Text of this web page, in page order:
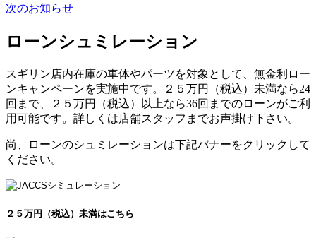
次のお知らせ
ローンシュミレーション
スギリン店内在庫の車体やパーツを対象として、無金利ロー
ンキャンペーンを実施中です。２５万円（税込）未満なら24
回まで、２５万円（税込）以上なら36回までのローンがご利
用可能です。詳しくは店舗スタッフまでお声掛け下さい。
尚、ローンのシュミレーションは下記バナーをクリックして
ください。
２５万円（税込）未満はこちら